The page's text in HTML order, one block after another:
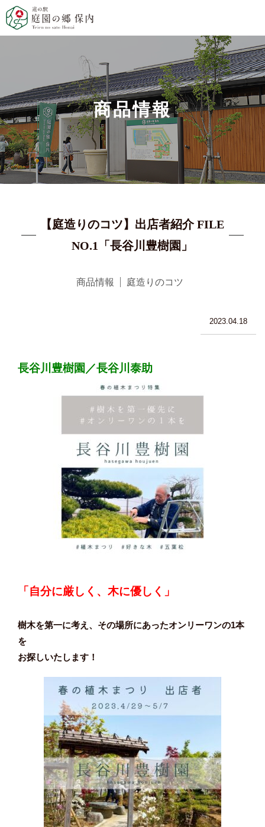
商品情報
【庭造りのコツ】出店者紹介 FILE
NO.1「長谷川豊樹園」
商品情報 庭造りのコツ
2023.04.18
長谷川豊樹園／長谷川泰助
「自分に厳しく、木に優しく」
樹木を第一に考え、その場所にあったオンリーワンの1本
を
お探しいたします！